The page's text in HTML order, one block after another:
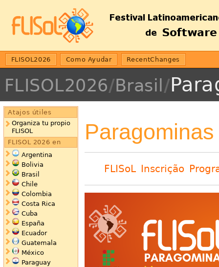
FLISOL2026 Como Ayudar RecentChanges
FLISOL2026/Brasil /
Atajos útiles
Organiza tu propio
FLISOL
FLISOL 2026 en
Argentina
Bolivia
Brasil
Chile
Colombia
Costa Rica
Cuba
España
Ecuador
Guatemala
México
Paraguay
FLISoL Inscrição